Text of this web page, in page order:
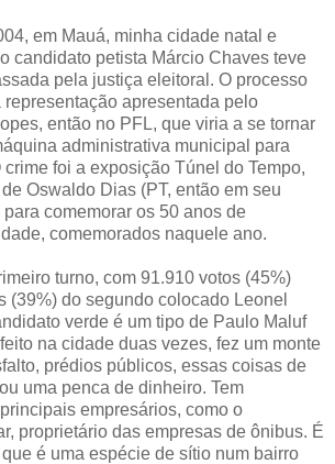
em Mauá, minha cidade natal e
candidato petista Márcio Chaves teve
pela justiça eleitoral. O processo
apresentada pelo
então no PFL, que viria a se tornar
administrativa municipal para
foi a exposição Túnel do Tempo,
Oswaldo Dias (PT, então em seu
comemorar os 50 anos de
comemorados naquele ano.
turno, com 91.910 votos (45%)
(39%) do segundo colocado Leonel
verde é um tipo de Paulo Maluf
na cidade duas vezes, fez um monte
prédios públicos, essas coisas de
uma penca de dinheiro. Tem
empresários, como o
proprietário das empresas de ônibus. É
é uma espécie de sítio num bairro